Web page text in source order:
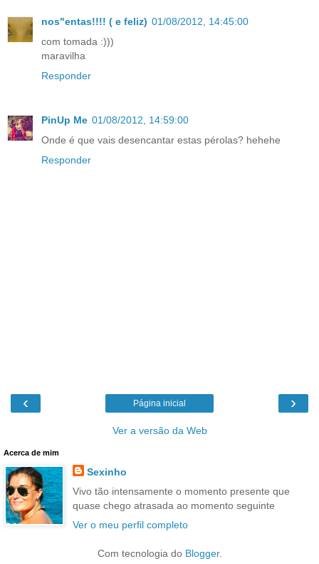
nos"entas!!!! ( e feliz) 01/08/2012, 14:45:00
com tomada :)))
maravilha
Responder
PinUp Me 01/08/2012, 14:59:00
Onde é que vais desencantar estas pérolas? hehehe
Responder
‹ ›
Página inicial
Ver a versão da Web
Acerca de mim
Sexinho
Vivo tão intensamente o momento presente que
quase chego atrasada ao momento seguinte
Ver o meu perfil completo
Com tecnologia do Blogger.